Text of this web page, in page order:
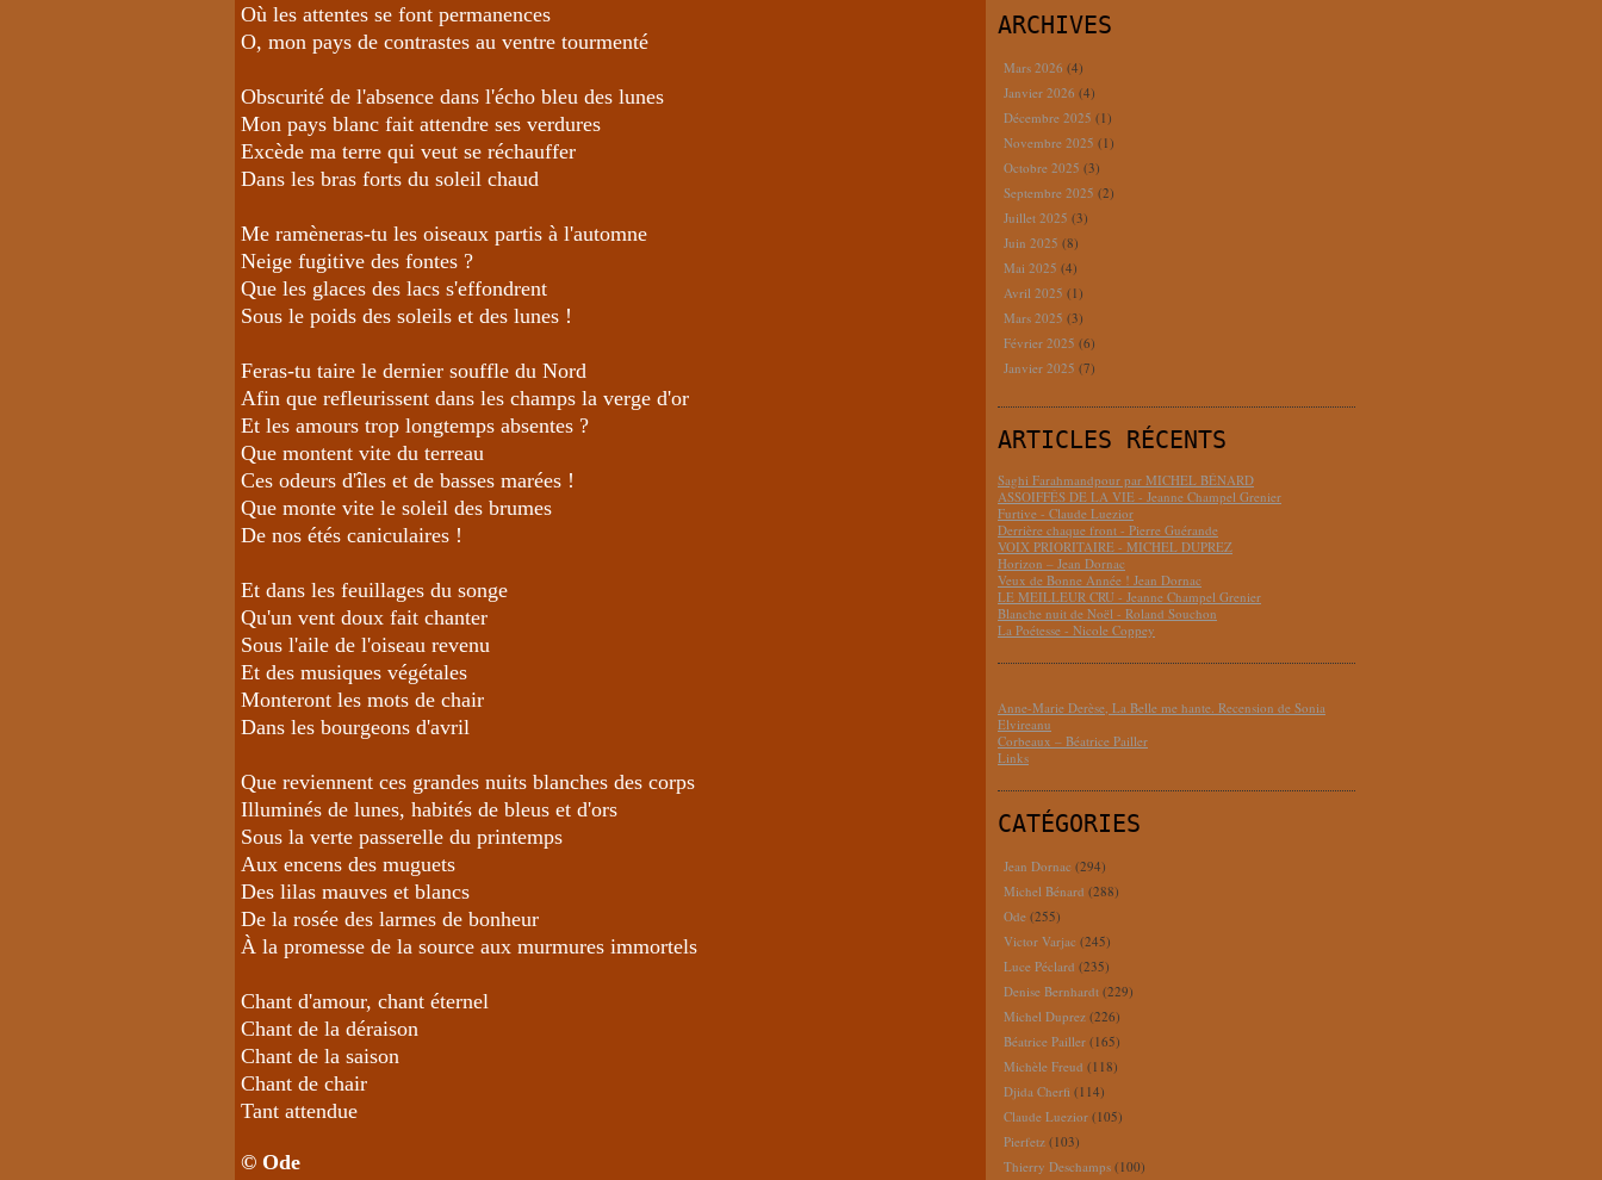
Où les attentes se font permanences
O, mon pays de contrastes au ventre tourmenté
Obscurité de l'absence dans l'écho bleu des lunes
Mon pays blanc fait attendre ses verdures
Excède ma terre qui veut se réchauffer
Dans les bras forts du soleil chaud
Me ramèneras-tu les oiseaux partis à l'automne
Neige fugitive des fontes ?
Que les glaces des lacs s'effondrent
Sous le poids des soleils et des lunes !
Feras-tu taire le dernier souffle du Nord
Afin que refleurissent dans les champs la verge d'or
Et les amours trop longtemps absentes ?
Que montent vite du terreau
Ces odeurs d'îles et de basses marées !
Que monte vite le soleil des brumes
De nos étés caniculaires !
Et dans les feuillages du songe
Qu'un vent doux fait chanter
Sous l'aile de l'oiseau revenu
Et des musiques végétales
Monteront les mots de chair
Dans les bourgeons d'avril
Que reviennent ces grandes nuits blanches des corps
Illuminés de lunes, habités de bleus et d'ors
Sous la verte passerelle du printemps
Aux encens des muguets
Des lilas mauves et blancs
De la rosée des larmes de bonheur
À la promesse de la source aux murmures immortels
Chant d'amour, chant éternel
Chant de la déraison
Chant de la saison
Chant de chair
Tant attendue
© Ode
ARCHIVES
Mars 2026 (4)
Janvier 2026 (4)
Décembre 2025 (1)
Novembre 2025 (1)
Octobre 2025 (3)
Septembre 2025 (2)
Juillet 2025 (3)
Juin 2025 (8)
Mai 2025 (4)
Avril 2025 (1)
Mars 2025 (3)
Février 2025 (6)
Janvier 2025 (7)
ARTICLES RÉCENTS
Saghi Farahmandpour par MICHEL BÉNARD
ASSOIFFÉS DE LA VIE - Jeanne Champel Grenier
Furtive - Claude Luezior
Derrière chaque front - Pierre Guérande
VOIX PRIORITAIRE - MICHEL DUPREZ
Horizon – Jean Dornac
Veux de Bonne Année ! Jean Dornac
LE MEILLEUR CRU - Jeanne Champel Grenier
Blanche nuit de Noël - Roland Souchon
La Poétesse - Nicole Coppey
Anne-Marie Derèse, La Belle me hante. Recension de Sonia
Elvireanu
Corbeaux – Béatrice Pailler
Links
CATÉGORIES
Jean Dornac (294)
Michel Bénard (288)
Ode (255)
Victor Varjac (245)
Luce Péclard (235)
Denise Bernhardt (229)
Michel Duprez (226)
Béatrice Pailler (165)
Michèle Freud (118)
Djida Cherfi (114)
Claude Luezior (105)
Pierfetz (103)
Thierry Deschamps (100)